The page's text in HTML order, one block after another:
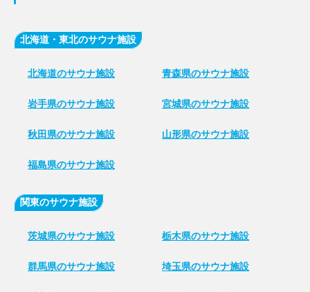
北海道・東北のサウナ施設
北海道のサウナ施設 青森県のサウナ施設
岩手県のサウナ施設 宮城県のサウナ施設
秋田県のサウナ施設 山形県のサウナ施設
福島県のサウナ施設
関東のサウナ施設
茨城県のサウナ施設 栃木県のサウナ施設
群馬県のサウナ施設 埼玉県のサウナ施設